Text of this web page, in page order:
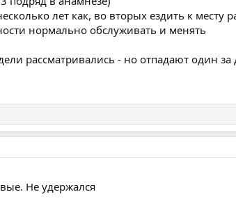
лет как, во вторых ездить к месту
нормально обслуживать и менять
рассматривались - но отпадают один за
Не удержался